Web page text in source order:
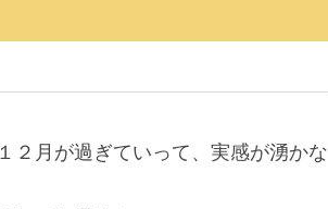
２月が過ぎていって、実感が湧かな